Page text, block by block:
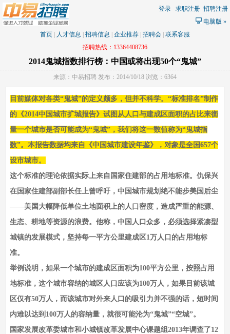
登录 求职注册 招聘注册
电脑版 »
首页
人才信息 招聘信息 企业推荐 招聘会 联系客服
招聘热线：13364408736
2014鬼城指数排行榜：中国或将出现50个“鬼城”
来源：中易招聘 发布：2014/10/18 浏览：6364
目前媒体对各类“鬼城”的定义颇多，但并不科学。“标准排名”制作
的《2014中国城市扩城报告》试图从人口与建成区面积的占比来衡
量一个城市是否可能成为“鬼城”，我们将这一数值称为“鬼城指
数”。本报告数据均来自《中国城市建设年鉴》，对象是全国657个
设市城市。
这个标准的理论依据实际上来自国家住建部的占用地标准。仇保兴
在国家住建部副部长任上曾呼吁，中国城市规划绝不能步美国后尘
——美国大幅降低单位土地面积上的人口密度，造成严重的能源、
生态、耕地等资源的浪费。他称，中国人口众多，必须选择紧凑型
城镇的发展模式，坚持每一平方公里建成区1万人口的占用地标
准。
举例说明，如果一个城市的建成区面积为100平方公里，按照占用
地标准，这个城市容纳的城区人口应该为100万人，如果目前该城
区仅有50万人，而该城市对外来人口的吸引力并不强的话，短时间
内难以达到100万人的容纳量，就很可能沦为“鬼城”“空城”。
国家发展改革委城市和小城镇改革发展中心课题组2013年调查了12